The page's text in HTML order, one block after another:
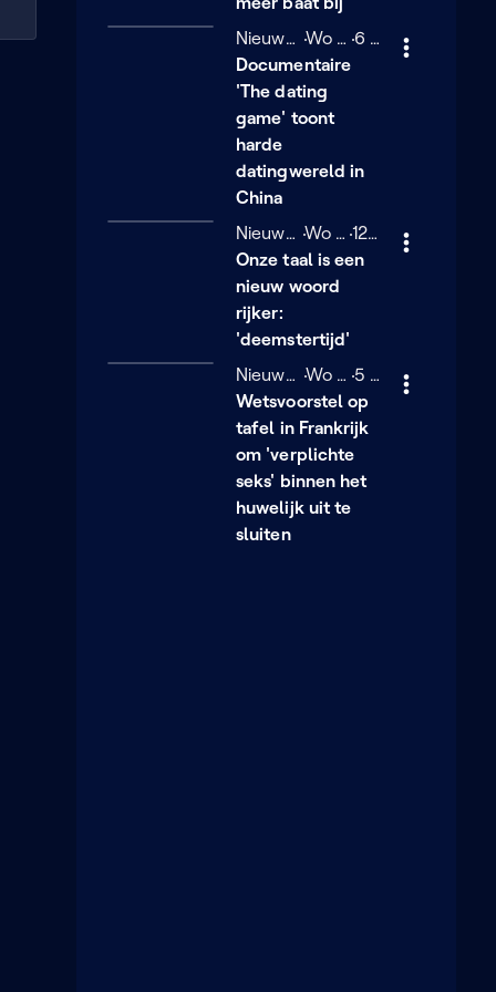
Nieuwe Feiten Woensdag 28 januari
Wo 28/01 6 minuten
6 min
Documentaire
'The dating
game' toont
harde
datingwereld in
China
Nieuwe Feiten Woensdag 28 januari
Wo 28/01 12 minuten
12 min
Onze taal is een
nieuw woord
rijker:
'deemstertijd'
Nieuwe Feiten Woensdag 28 januari
Wo 28/01 5 minuten
5 min
Wetsvoorstel op
tafel in Frankrijk
om 'verplichte
seks' binnen het
huwelijk uit te
sluiten